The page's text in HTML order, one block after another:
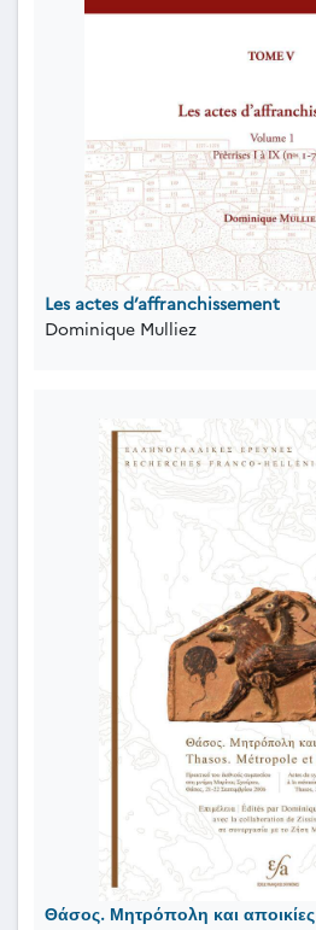
Les actes d’affranchissement
Dominique Mulliez
Θάσος. Μητρόπολη και αποικίες